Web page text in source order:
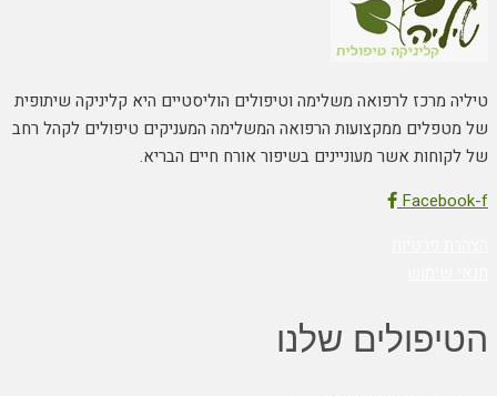
טיליה מרכז לרפואה משלימה וטיפולים הוליסטיים היא קליניקה שיתופית
של מטפלים ממקצועות הרפואה המשלימה המעניקים טיפולים לקהל רחב
של לקוחות אשר מעוניינים בשיפור אורח חיים הבריא.
Facebook-f
הטיפולים שלנו